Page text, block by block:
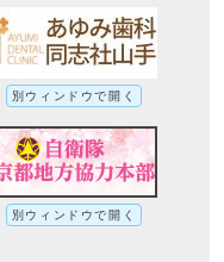
別ウィンドウで開く
別ウィンドウで開く